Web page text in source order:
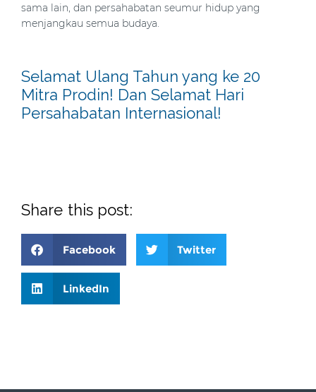
sama lain, dan persahabatan seumur hidup yang
menjangkau semua budaya.
Selamat Ulang Tahun yang ke 20
Mitra Prodin! Dan Selamat Hari
Persahabatan Internasional!
Share this post:
Facebook Twitter
LinkedIn